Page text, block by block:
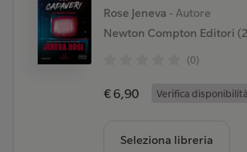
Rose Jeneva - Autore
Newton Compton Editori
(0)
€ 6,90 Verifica disponibilità
Seleziona libreria